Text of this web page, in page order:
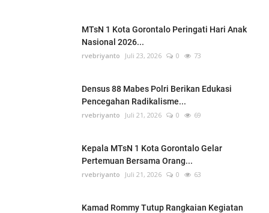
MTsN 1 Kota Gorontalo Peringati Hari Anak
Nasional 2026...
rvebriyanto Juli 23, 2026 0 73
Densus 88 Mabes Polri Berikan Edukasi
Pencegahan Radikalisme...
rvebriyanto Juli 21, 2026 0 69
Kepala MTsN 1 Kota Gorontalo Gelar
Pertemuan Bersama Orang...
rvebriyanto Juli 21, 2026 0 63
Kamad Rommy Tutup Rangkaian Kegiatan